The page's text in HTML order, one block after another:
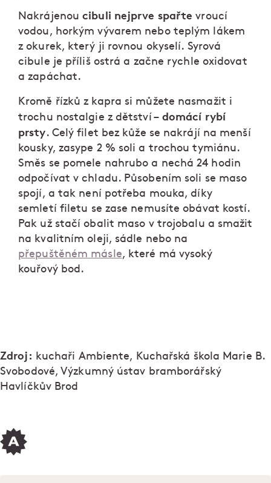
Nakrájenoucibuli nejprve spařte vroucí
vodou, horkým vývarem nebo teplým lákem
z okurek, který ji rovnou okyselí. Syrová
cibule je příliš ostrá a začne rychle oxidovat
a zapáchat.
Kromě řízků z kapra si můžete nasmažit i
trochu nostalgie z dětství –domácí rybí
prsty. Celý filet bez kůže se nakrájí na menší
kousky, zasype 2 % soli a trochou tymiánu.
Směs se pomele nahrubo a nechá 24 hodin
odpočívat v chladu. Působením soli se maso
spojí, a tak není potřeba mouka, díky
semletí filetu se zase nemusíte obávat kostí.
Pak už stačí obalit maso v trojobalu a smažit
na kvalitním oleji, sádle nebo na
přepuštěném másle, které má vysoký
kouřový bod.
Zdroj: kuchaři Ambiente, Kuchařská škola Marie B.
Svobodové, Výzkumný ústav bramborářský
Havlíčkův Brod